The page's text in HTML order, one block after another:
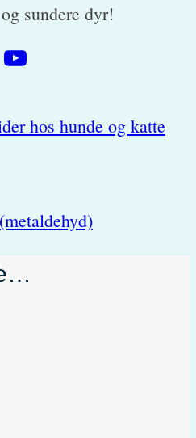
sundere dyr!
hos hunde og katte